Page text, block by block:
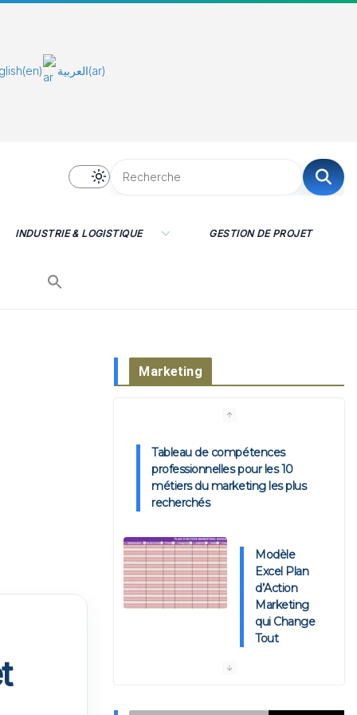
(en) العربية(ar)
INDUSTRIE & LOGISTIQUE GESTION DE PROJET
Marketing
Tableau de compétences
métiers du marketing les plus
Modèle
qui Change
Tout
🍽️ Le Plan Marketing KPI-
Driven pour Restaurant : Modèle